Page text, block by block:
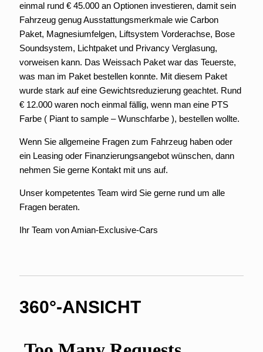
einmal rund € 45.000 an Optionen investieren, damit sein
Fahrzeug genug Ausstattungsmerkmale wie Carbon
Paket, Magnesiumfelgen, Liftsystem Vorderachse, Bose
Soundsystem, Lichtpaket und Privancy Verglasung,
vorweisen kann. Das Weissach Paket war das Teuerste,
was man im Paket bestellen konnte. Mit diesem Paket
wurde stark auf eine Gewichtsreduzierung geachtet. Rund
€ 12.000 waren noch einmal fällig, wenn man eine PTS
Farbe ( Piant to sample – Wunschfarbe ), bestellen wollte.
Wenn Sie allgemeine Fragen zum Fahrzeug haben oder
ein Leasing oder Finanzierungsangebot wünschen, dann
nehmen Sie gerne Kontakt mit uns auf.
Unser kompetentes Team wird Sie gerne rund um alle
Fragen beraten.
Ihr Team von Amian-Exclusive-Cars
360°-ANSICHT